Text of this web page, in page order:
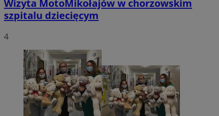
Wizyta MotoMikołajów w chorzowskim
szpitalu dziecięcym
4